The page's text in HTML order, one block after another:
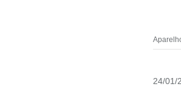
24/01/